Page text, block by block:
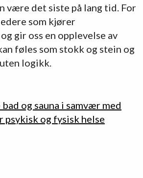
være det siste på lang tid. For
som kjører
gir oss en opplevelse av
føles som stokk og stein og
logikk.
bad og sauna i samvær med
psykisk og fysisk helse